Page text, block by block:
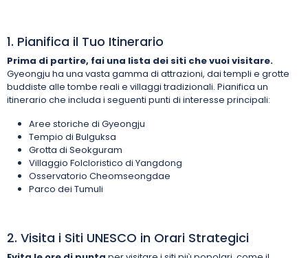
1. Pianifica il Tuo Itinerario
Prima di partire, fai una lista dei siti che vuoi visitare.
Gyeongju ha una vasta gamma di attrazioni, dai templi e grotte
buddiste alle tombe reali e villaggi tradizionali. Pianifica un
itinerario che includa i seguenti punti di interesse principali:
Aree storiche di Gyeongju
Tempio di Bulguksa
Grotta di Seokguram
Villaggio Folcloristico di Yangdong
Osservatorio Cheomseongdae
Parco dei Tumuli
2. Visita i Siti UNESCO in Orari Strategici